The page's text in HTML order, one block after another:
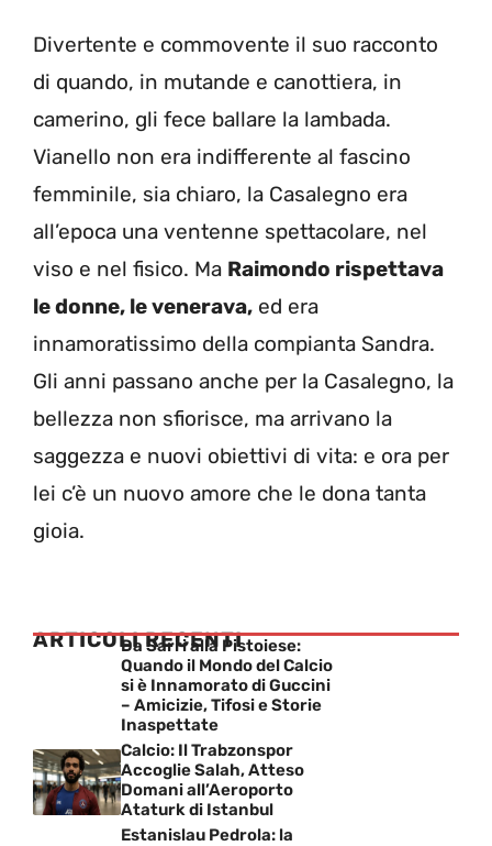
Divertente e commovente il suo racconto
di quando, in mutande e canottiera, in
camerino, gli fece ballare la lambada.
Vianello non era indifferente al fascino
femminile, sia chiaro, la Casalegno era
all’epoca una ventenne spettacolare, nel
viso e nel fisico. Ma Raimondo rispettava
le donne, le venerava, ed era
innamoratissimo della compianta Sandra.
Gli anni passano anche per la Casalegno, la
bellezza non sfiorisce, ma arrivano la
saggezza e nuovi obiettivi di vita: e ora per
lei c’è un nuovo amore che le dona tanta
gioia.
ARTICOLI RECENTI
Da Sarri alla Pistoiese:
Quando il Mondo del Calcio
si è Innamorato di Guccini
– Amicizie, Tifosi e Storie
Inaspettate
Calcio: Il Trabzonspor
Accoglie Salah, Atteso
Domani all’Aeroporto
Ataturk di Istanbul
Estanislau Pedrola: la